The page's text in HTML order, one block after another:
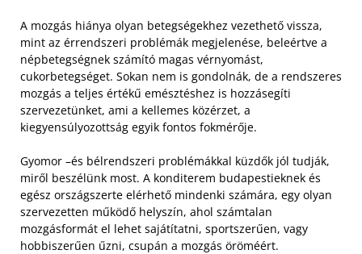
A mozgás hiánya olyan betegségekhez vezethető vissza,
mint az érrendszeri problémák megjelenése, beleértve a
népbetegségnek számító magas vérnyomást,
cukorbetegséget. Sokan nem is gondolnák, de a rendszeres
mozgás a teljes értékű emésztéshez is hozzásegíti
szervezetünket, ami a kellemes közérzet, a
kiegyensúlyozottság egyik fontos fokmérője.
Gyomor –és bélrendszeri problémákkal küzdők jól tudják,
miről beszélünk most. A konditerem budapestieknek és
egész országszerte elérhető mindenki számára, egy olyan
szervezetten működő helyszín, ahol számtalan
mozgásformát el lehet sajátítatni, sportszerűen, vagy
hobbiszerűen űzni, csupán a mozgás öröméért.